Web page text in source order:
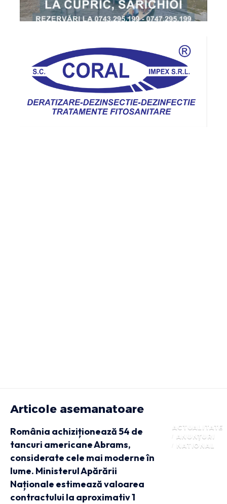
Articole asemanatoare
ACTUALITATE
ANUNȚURI
NATIONAL
România achiziționează 54 de
tancuri americane Abrams,
considerate cele mai moderne în
lume. Ministerul Apărării
Naționale estimează valoarea
contractului la aproximativ 1